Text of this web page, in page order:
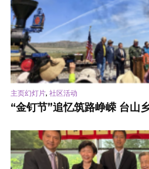
主页幻灯片, 社区活动
“金钉节”追忆筑路峥嵘 台山